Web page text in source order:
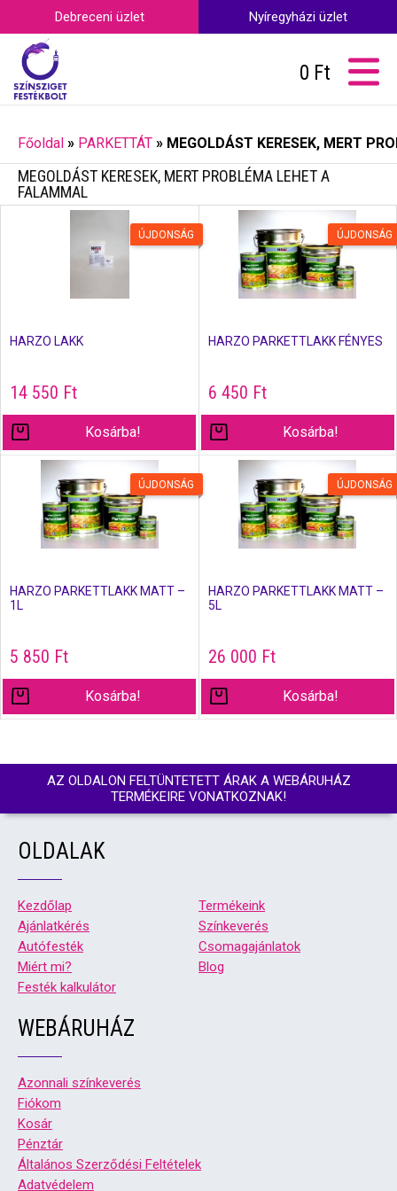
Debreceni üzlet Nyíregyházi üzlet
0 Ft
Főoldal » PARKETTÁT » MEGOLDÁST KERESEK, MERT
MEGOLDÁST KERESEK, MERT PROBLÉMA LEHET A
FALAMMAL
ÚJDONSÁG
HARZO LAKK
14 550 Ft
Kosárba!
ÚJDONSÁG
HARZO PARKETTLAKK FÉNYES
6 450 Ft
Kosárba!
ÚJDONSÁG
HARZO PARKETTLAKK MATT –
1L
5 850 Ft
Kosárba!
ÚJDONSÁG
HARZO PARKETTLAKK MATT –
5L
26 000 Ft
Kosárba!
AZ OLDALON FELTÜNTETETT ÁRAK A WEBÁRUHÁZ
TERMÉKEIRE VONATKOZNAK!
OLDALAK
Kezdőlap
Termékeink
Ajánlatkérés
Színkeverés
Autófesték
Csomagajánlatok
Miért mi?
Blog
Festék kalkulátor
WEBÁRUHÁZ
Azonnali színkeverés
Fiókom
Kosár
Pénztár
Általános Szerződési Feltételek
Adatvédelem